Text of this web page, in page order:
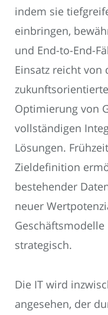
indem sie
einbringen,
und End-to-End-
Einsatz reicht von
Optimierung von
vollständigen
Lösungen.
Zieldefinition
bestehender
neuer
strategisch.
Die IT wird
angesehen, der